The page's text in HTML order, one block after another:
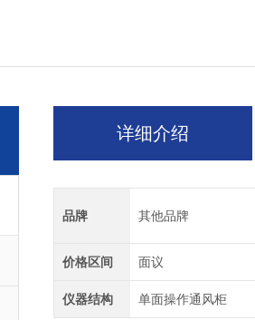
详细介绍
品牌 其他品牌
价格区间 面议
仪器结构 单面操作通风柜